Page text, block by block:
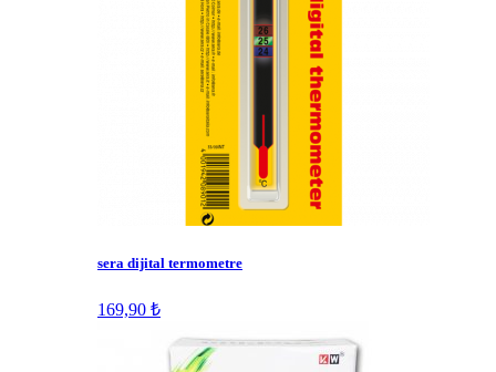
sera dijital termometre
169,90 ₺